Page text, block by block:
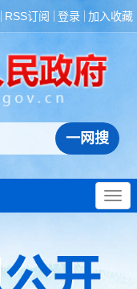
RSS订阅 登录 加入收藏